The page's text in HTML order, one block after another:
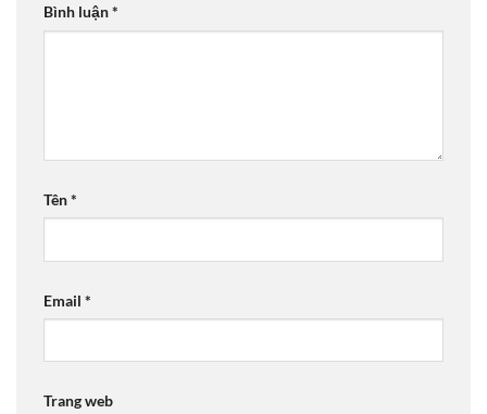
Bình luận*
Tên*
Email *
Trang web